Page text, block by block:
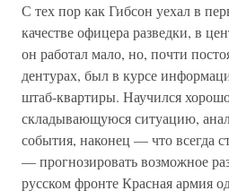
С тех пор как Гибсон уехал в
качестве офицера разведки, в
он работал мало, но, почти
дентурах, был в курсе
штаб-квартиры. Научился
складывающуюся ситуацию,
события, наконец — что всегда
— прогнозировать возможное
русском фронте Красная армия